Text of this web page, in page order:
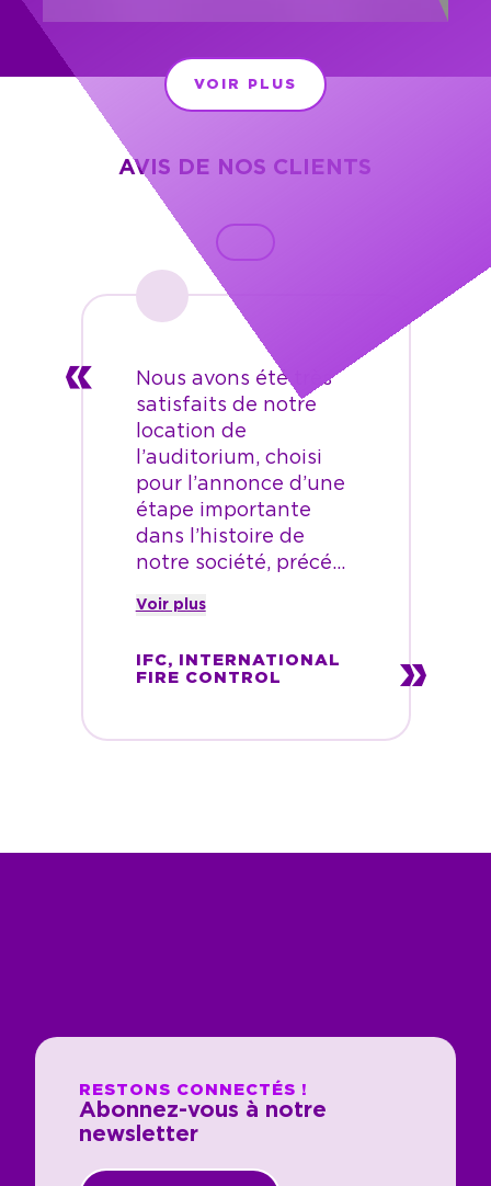
VOIR PLUS
AVIS DE NOS CLIENTS
Nous avons été très
satisfaits de notre
location de
l’auditorium, choisi
pour l’annonce d’une
étape importante
dans l’histoire de
notre société, précé...
Voir plus
IFC, INTERNATIONAL
FIRE CONTROL
RESTONS CONNECTÉS !
Abonnez-vous à notre
newsletter